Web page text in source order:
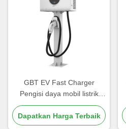
GBT EV Fast Charger
Pengisi daya mobil listrik
dengan desain yang dapat
disesuaikan dan efisiensi
konversi yang tinggi
Dapatkan Harga Terbaik